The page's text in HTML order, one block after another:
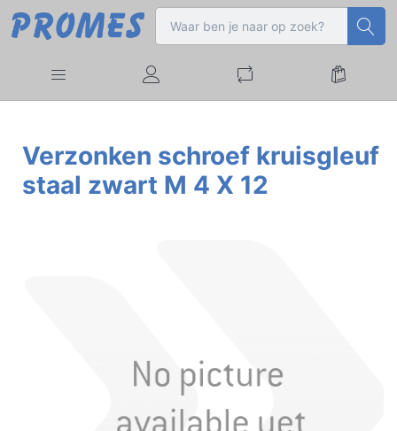
Verzonken schroef kruisgleuf
staal zwart M 4 X 12